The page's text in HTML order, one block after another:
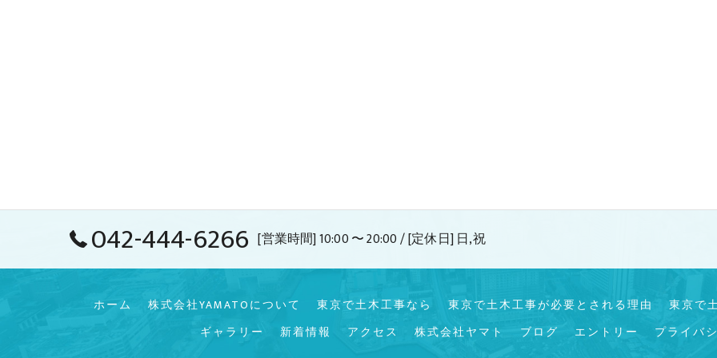
042-444-6266 [営業時間] 10:00 〜 20:00 / [定休日] 日,祝
ホーム 株式会社YAMATOについて 東京で土木工事なら 東京で土木工事が必要とされる理由 東京で
ギャラリー
新着情報 アクセス 株式会社ヤマト ブログ エントリー プライバ